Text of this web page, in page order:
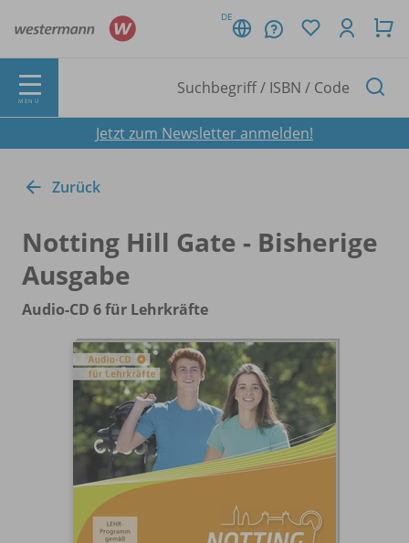
DE
MENÜ
Jetzt zum Newsletter anmelden!
Zurück
Notting Hill Gate - Bisherige
Ausgabe
Audio-CD 6 für Lehrkräfte